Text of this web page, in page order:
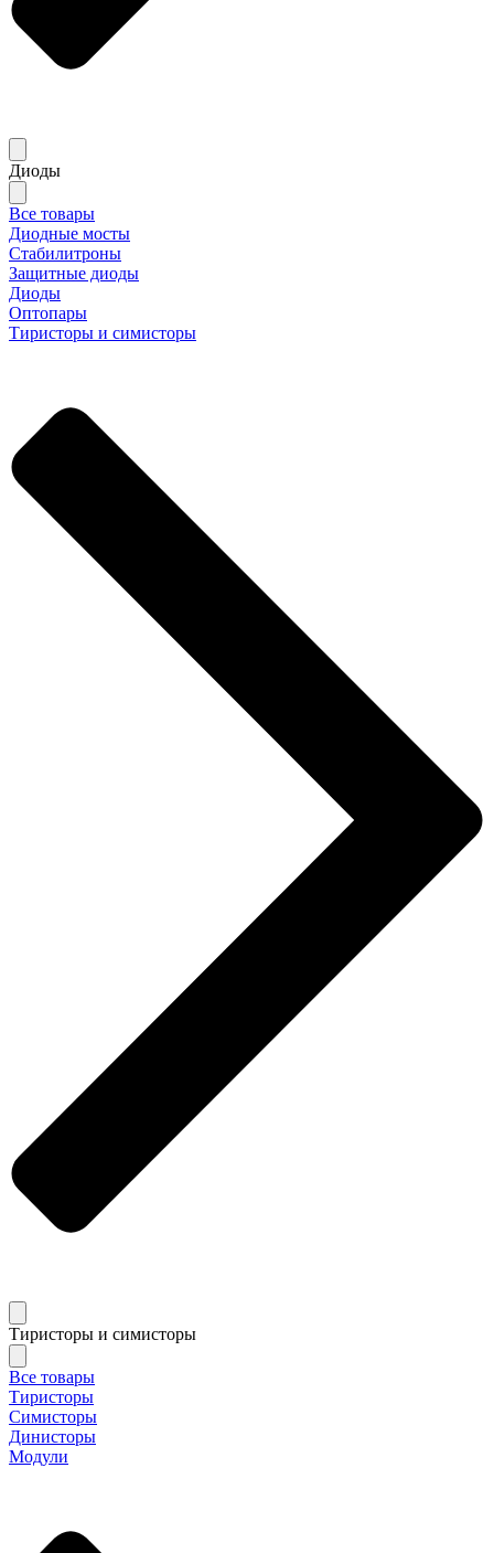
Диоды
Все товары
Диодные мосты
Стабилитроны
Защитные диоды
Диоды
Оптопары
Тиристоры и симисторы
Тиристоры и симисторы
Все товары
Тиристоры
Симисторы
Динисторы
Модули